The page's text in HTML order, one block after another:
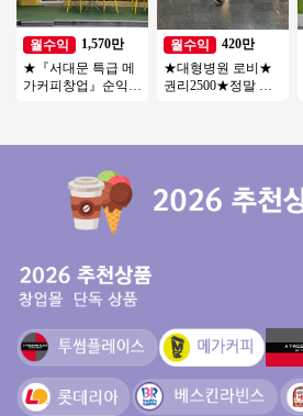
월수익
1,570만
★『서대문 특급 메
가커피창업』순익
월수익
420만
★대형병원 로비★
권리2500★정말 이